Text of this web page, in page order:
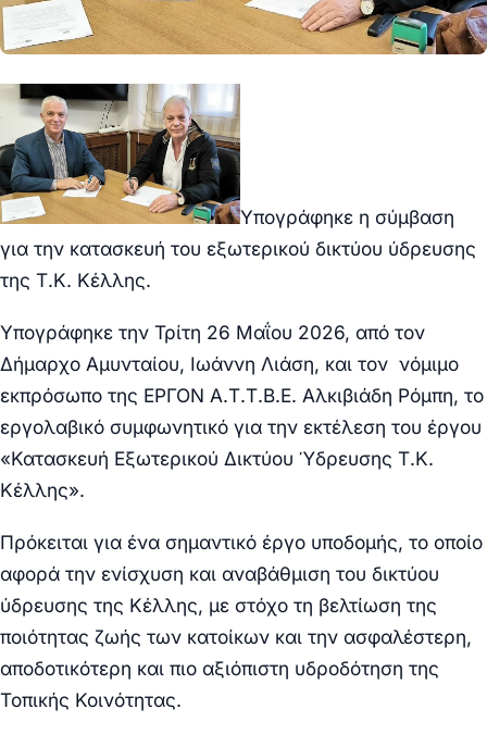
Υπογράφηκε η σύμβαση
για την κατασκευή του εξωτερικού δικτύου ύδρευσης
της Τ.Κ. Κέλλης.
Υπογράφηκε την Τρίτη 26 Μαΐου 2026, από τον
Δήμαρχο Αμυνταίου, Ιωάννη Λιάση, και τον νόμιμο
εκπρόσωπο της ΕΡΓΟΝ Α.Τ.Τ.Β.Ε. Αλκιβιάδη Ρόμπη, το
εργολαβικό συμφωνητικό για την εκτέλεση του έργου
«Κατασκευή Εξωτερικού Δικτύου Ύδρευσης Τ.Κ.
Κέλλης».
Πρόκειται για ένα σημαντικό έργο υποδομής, το οποίο
αφορά την ενίσχυση και αναβάθμιση του δικτύου
ύδρευσης της Κέλλης, με στόχο τη βελτίωση της
ποιότητας ζωής των κατοίκων και την ασφαλέστερη,
αποδοτικότερη και πιο αξιόπιστη υδροδότηση της
Τοπικής Κοινότητας.